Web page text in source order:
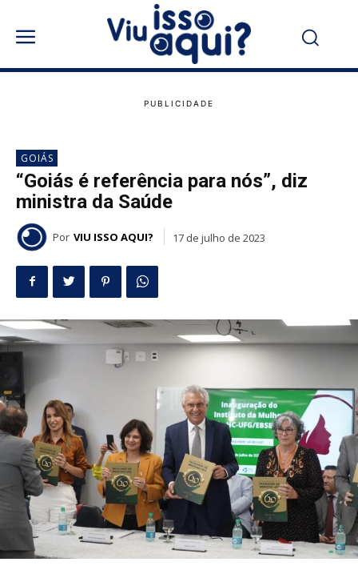
GOIÁS
“Goiás é referência para nós”, diz
ministra da Saúde
Por VIU ISSO AQUI? 17 de julho de 2023